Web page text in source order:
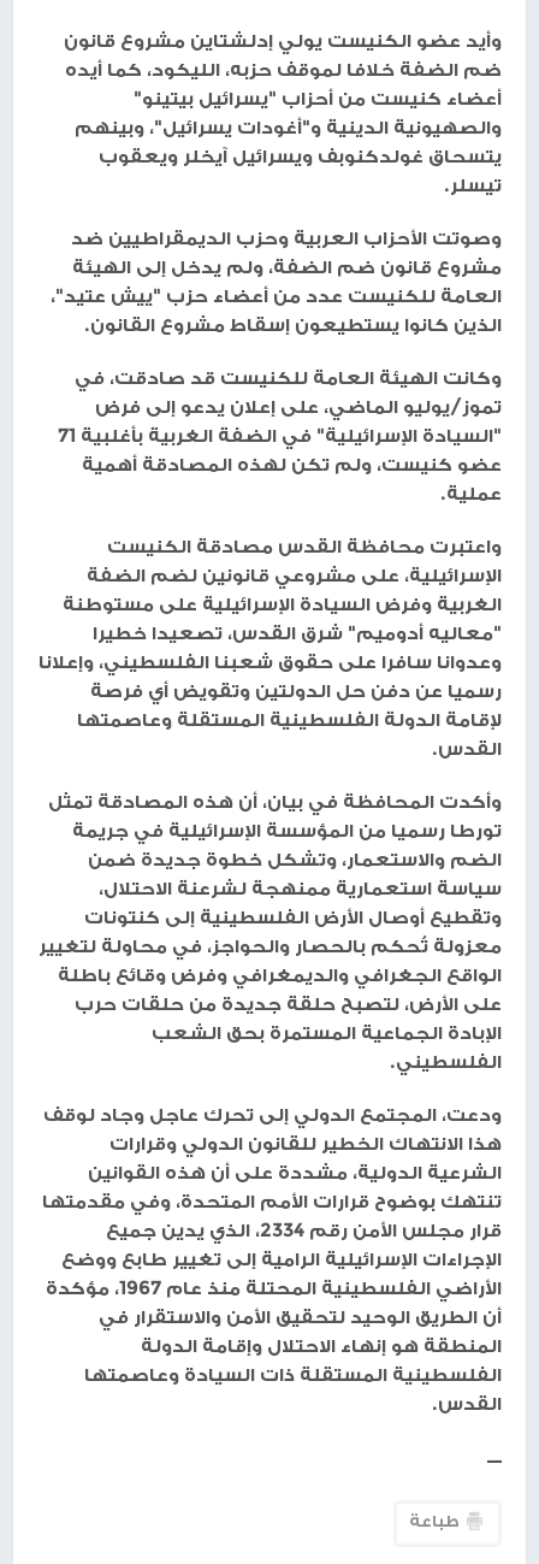
وأيد عضو الكنيست يولي إدلشتاين مشروع قانون
ضم الضفة خلافا لموقف حزبه، الليكود، كما أيده
أعضاء كنيست من أحزاب "يسرائيل بيتينو"
والصهيونية الدينية و"أغودات يسرائيل"، وبينهم
يتسحاق غولدكنوبف ويسرائيل آيخلر ويعقوب
تيسلر.
وصوتت الأحزاب العربية وحزب الديمقراطيين ضد
مشروع قانون ضم الضفة، ولم يدخل إلى الهيئة
العامة للكنيست عدد من أعضاء حزب "ييش عتيد"،
الذين كانوا يستطيعون إسقاط مشروع القانون.
وكانت الهيئة العامة للكنيست قد صادقت، في
تموز/يوليو الماضي، على إعلان يدعو إلى فرض
"السيادة الإسرائيلية" في الضفة الغربية بأغلبية 71
عضو كنيست، ولم تكن لهذه المصادقة أهمية
عملية.
واعتبرت محافظة القدس مصادقة الكنيست
الإسرائيلية، على مشروعي قانونين لضم الضفة
الغربية وفرض السيادة الإسرائيلية على مستوطنة
"معاليه أدوميم" شرق القدس، تصعيدا خطيرا
وعدوانا سافرا على حقوق شعبنا الفلسطيني، وإعلانا
رسميا عن دفن حل الدولتين وتقويض أي فرصة
لإقامة الدولة الفلسطينية المستقلة وعاصمتها
القدس.
وأكدت المحافظة في بيان، أن هذه المصادقة تمثل
تورطا رسميا من المؤسسة الإسرائيلية في جريمة
الضم والاستعمار، وتشكل خطوة جديدة ضمن
سياسة استعمارية ممنهجة لشرعنة الاحتلال،
وتقطيع أوصال الأرض الفلسطينية إلى كنتونات
معزولة تُحكم بالحصار والحواجز، في محاولة لتغيير
الواقع الجغرافي والديمغرافي وفرض وقائع باطلة
على الأرض، لتصبح حلقة جديدة من حلقات حرب
الإبادة الجماعية المستمرة بحق الشعب
الفلسطيني.
ودعت، المجتمع الدولي إلى تحرك عاجل وجاد لوقف
هذا الانتهاك الخطير للقانون الدولي وقرارات
الشرعية الدولية، مشددة على أن هذه القوانين
تنتهك بوضوح قرارات الأمم المتحدة، وفي مقدمتها
قرار مجلس الأمن رقم 2334، الذي يدين جميع
الإجراءات الإسرائيلية الرامية إلى تغيير طابع ووضع
الأراضي الفلسطينية المحتلة منذ عام 1967، مؤكدة
أن الطريق الوحيد لتحقيق الأمن والاستقرار في
المنطقة هو إنهاء الاحتلال وإقامة الدولة
الفلسطينية المستقلة ذات السيادة وعاصمتها
القدس.
ــــ
طباعة